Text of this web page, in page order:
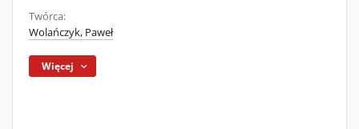
Twórca:
Wolańczyk, Paweł
Więcej